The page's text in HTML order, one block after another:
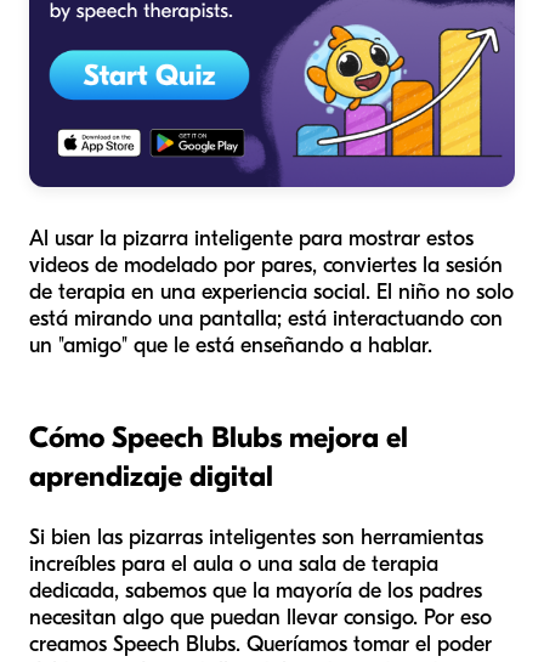
Al usar la pizarra inteligente para mostrar estos
videos de modelado por pares, conviertes la sesión
de terapia en una experiencia social. El niño no solo
está mirando una pantalla; está interactuando con
un "amigo" que le está enseñando a hablar.
Cómo Speech Blubs mejora el
aprendizaje digital
Si bien las pizarras inteligentes son herramientas
increíbles para el aula o una sala de terapia
dedicada, sabemos que la mayoría de los padres
necesitan algo que puedan llevar consigo. Por eso
creamos Speech Blubs. Queríamos tomar el poder